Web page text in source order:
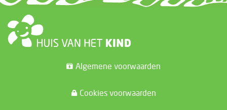
Algemene voorwaarden
Cookies voorwaarden